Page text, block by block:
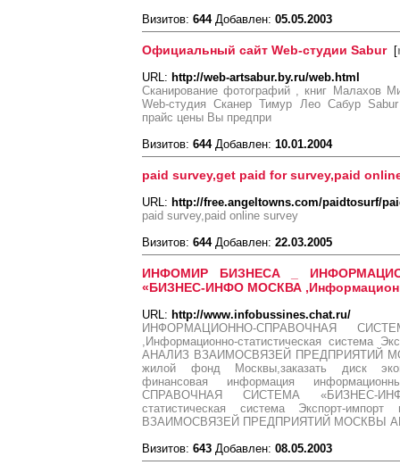
Визитов: 644Добавлен: 05.05.2003
Официальный сайт Web-студии Sabur[
URL: http://web-artsabur.by.ru/web.html
Сканирование фотографий , книг Малахов
Web-студия Сканер Тимур Лео Сабур
прайс цены Вы предпри
Визитов: 644Добавлен: 10.01.2004
paid survey,get paid for survey,paid
URL: http://free.angeltowns.com/paidtosurf/
paid survey,paid online survey
Визитов: 644Добавлен: 22.03.2005
ИНФОМИР БИЗНЕСА _
«БИЗНЕС-ИНФО МОСКВА
URL: http://www.infobussines.chat.ru/
ИНФОРМАЦИОННО-СПРАВОЧНАЯ
,Информационно-статистическая система
АНАЛИЗ ВЗАИМОСВЯЗЕЙ ПРЕДПРИЯТИЙ
жилой фонд Москвы,заказать диск
финансовая информация
СПРАВОЧНАЯ СИСТЕМА «БИЗНЕС-
статистическая система Экспорт-
ВЗАИМОСВЯЗЕЙ ПРЕДПРИЯТИЙ МОСКВЫ
Визитов: 643 Добавлен: 08.05.2003